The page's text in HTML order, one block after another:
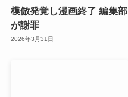
模倣発覚し漫画終了 編集部
が謝罪
2026年3月31日